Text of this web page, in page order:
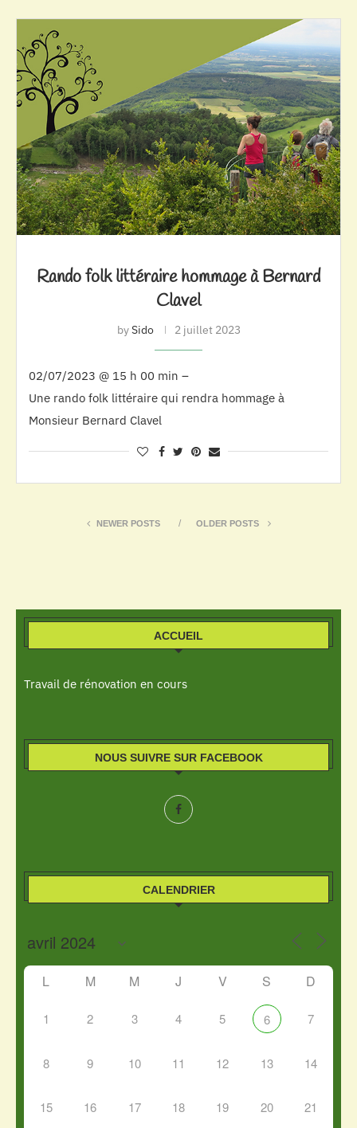
Rando folk littéraire hommage à Bernard
Clavel
bySido 2 juillet 2023
02/07/2023 @ 15 h 00 min –
Une rando folk littéraire qui rendra hommage à
Monsieur Bernard Clavel
NEWER POSTS OLDER POSTS
ACCUEIL
Travail de rénovation en cours
NOUS SUIVRE SUR FACEBOOK
CALENDRIER
L M M J V S D
1 2 3 4 5 6 7
8 9 10 11 12 13 14
15 16 17 18 19 20 21